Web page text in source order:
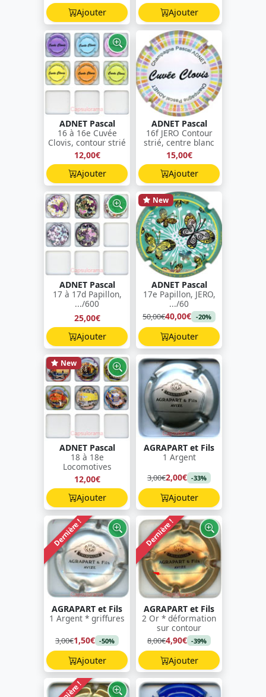
Ajouter
Ajouter
ADNET Pascal
16 à 16e Cuvée
Clovis, contour strié
12,00€
Ajouter
ADNET Pascal
16f JERO Contour
strié, centre blanc
15,00€
Ajouter
ADNET Pascal
17 à 17d Papillon,
.../600
25,00€
Ajouter
New
ADNET Pascal
17e Papillon, JERO,
.../60
50,00€40,00€ -20%
Ajouter
New
ADNET Pascal
18 à 18e
Locomotives
12,00€
Ajouter
AGRAPART et Fils
1 Argent
3,00€2,00€ -33%
Ajouter
Dernière !
AGRAPART et Fils
1 Argent * griffures
3,00€1,50€ -50%
Ajouter
Dernière !
AGRAPART et Fils
2 Or * déformation
sur contour
8,00€4,90€ -39%
Ajouter